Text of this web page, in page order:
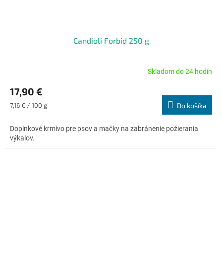
Candioli Forbid 250 g
produktu
4,2
5
hviezdičiek.
Skladom do 24 hodín
17,90 €
Jednotková
7,16 € / 100 g Do košíka
Doplnkové krmivo pre psov a mačky na zabránenie požierania
výkalov.